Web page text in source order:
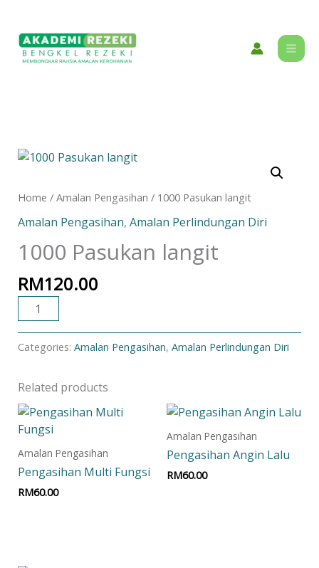
content
Home / Amalan Pengasihan / 1000 Pasukan langit
Amalan Pengasihan, Amalan Perlindungan Diri
1000 Pasukan langit
RM120.00
1000
langit
Categories: Amalan Pengasihan, Amalan Perlindungan Diri
Related products
Amalan Pengasihan
Pengasihan Multi Fungsi
RM60.00
Amalan Pengasihan
Pengasihan Angin Lalu
RM60.00